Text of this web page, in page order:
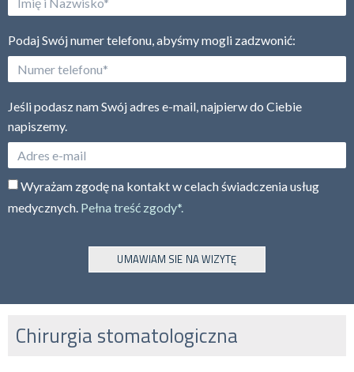
Podaj Swój numer telefonu, abyśmy mogli zadzwonić:
Jeśli podasz nam Swój adres e-mail, najpierw do Ciebie
napiszemy.
Wyrażam zgodę na kontakt w celach świadczenia usług
medycznych. Pełna treść zgody*.
UMAWIAM SIE NA WIZYTĘ
Chirurgia stomatologiczna